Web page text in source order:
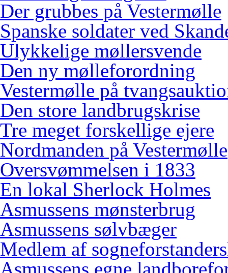
Der grubbes på Vestermølle
Spanske soldater ved
Ulykkelige møllersvende
Den ny mølleforordning
Vestermølle på
Den store landbrugskrise
Tre meget forskellige ejere
Nordmanden på Vestermølle
Oversvømmelsen i 1833
En lokal Sherlock Holmes
Asmussens mønsterbrug
Asmussens sølvbæger
Medlem af